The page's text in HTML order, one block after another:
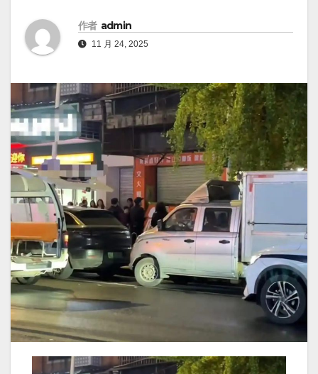
作者 admin
11 月 24, 2025